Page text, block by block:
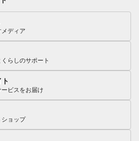
ディア
らしのサポート
ビスをお届け
ショップ